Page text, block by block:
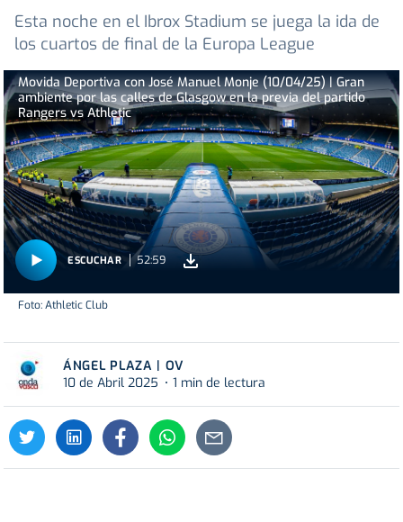
Esta noche en el Ibrox Stadium se juega la ida de
los cuartos de final de la Europa League
Movida Deportiva con José Manuel Monje (10/04/25) | Gran
ambiente por las calles de Glasgow en la previa del partido
Rangers vs Athletic
ESCUCHAR 52:59
Foto: Athletic Club
ÁNGEL PLAZA | OV
10 de Abril 2025
1 min de lectura